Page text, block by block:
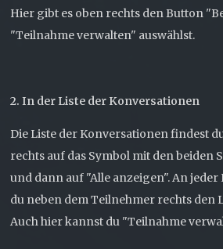
Hier gibt es oben rechts den Button
"Teilnahme verwalten" auswählst.
2. In der Liste der Konversationen
Die Liste der Konversationen findest
rechts auf das Symbol mit den beiden
und dann auf "Alle anzeigen". An
du neben dem Teilnehmer rechts den
Auch hier kannst du "Teilnahme